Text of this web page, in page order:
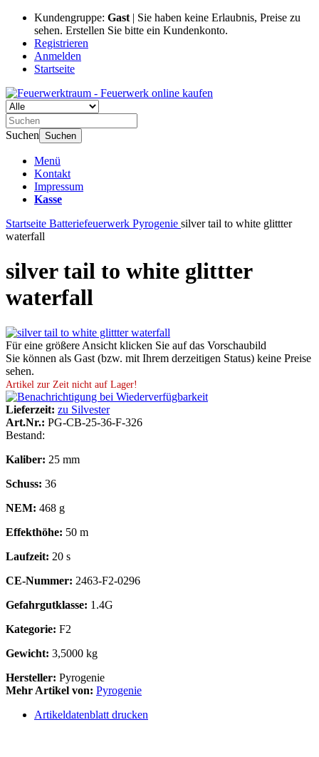
Kundengruppe: Gast | Sie haben keine Erlaubnis, Preise zu
sehen. Erstellen Sie bitte ein Kundenkonto.
Registrieren
Anmelden
Startseite
Suchen Suchen
Menü
Kontakt
Impressum
Kasse
Startseite Batteriefeuerwerk Pyrogenie silver tail to white glittter
waterfall
silver tail to white glittter
waterfall
Für eine größere Ansicht klicken Sie auf das Vorschaubild
Sie können als Gast (bzw. mit Ihrem derzeitigen Status) keine Preise
sehen.
Artikel zur Zeit nicht auf Lager!
Lieferzeit: zu Silvester
Art.Nr.: PG-CB-25-36-F-326
Bestand:
Kaliber: 25 mm
Schuss: 36
NEM: 468 g
Effekthöhe: 50 m
Laufzeit: 20 s
CE-Nummer: 2463-F2-0296
Gefahrgutklasse: 1.4G
Kategorie: F2
Gewicht: 3,5000 kg
Hersteller: Pyrogenie
Mehr Artikel von: Pyrogenie
Artikeldatenblatt drucken